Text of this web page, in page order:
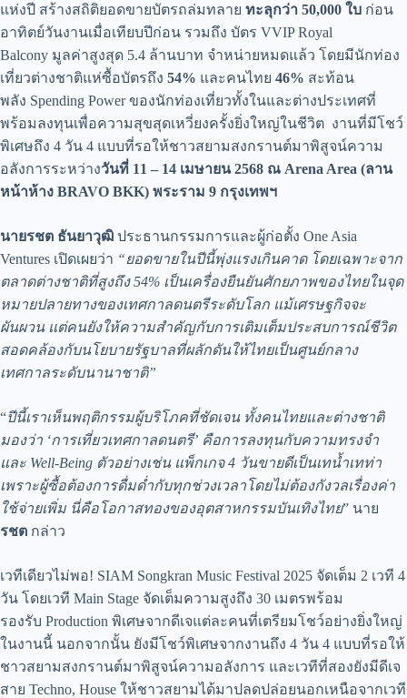
แห่งปี สร้างสถิติยอดขายบัตรถล่มทลาย ทะลุกว่า 50,000 ใบ ก่อน
อาทิตย์วันงานเมื่อเทียบปีก่อน รวมถึง บัตร VVIP Royal
Balcony มูลค่าสูงสุด 5.4 ล้านบาท จำหน่ายหมดแล้ว โดยมีนักท่อง
เที่ยวต่างชาติแห่ซื้อบัตรถึง 54% และคนไทย 46% สะท้อน
พลัง Spending Power ของนักท่องเที่ยวทั้งในและต่างประเทศที่
พร้อมลงทุนเพื่อความสุขสุดเหวี่ยงครั้งยิ่งใหญ่ในชีวิต งานที่มีโชว์
พิเศษถึง 4 วัน 4 แบบที่รอให้ชาวสยามสงกรานต์มาพิสูจน์ความ
อลังการระหว่างวันที่ 11 – 14 เมษายน 2568 ณ Arena Area (ลาน
หน้าห้าง BRAVO BKK) พระราม 9 กรุงเทพฯ
นายรชต ธันยาวุฒิ ประธานกรรมการและผู้ก่อตั้ง One Asia
Ventures เปิดเผยว่า “ยอดขายในปีนี้พุ่งแรงเกินคาด โดยเฉพาะจาก
ตลาดต่างชาติที่สูงถึง 54% เป็นเครื่องยืนยันศักยภาพของไทยในจุด
หมายปลายทางของเทศกาลดนตรีระดับโลก แม้เศรษฐกิจจะ
ผันผวน แต่คนยังให้ความสำคัญกับการเติมเต็มประสบการณ์ชีวิต
สอดคล้องกับนโยบายรัฐบาลที่ผลักดันให้ไทยเป็นศูนย์กลาง
เทศกาลระดับนานาชาติ”
“ปีนี้เราเห็นพฤติกรรมผู้บริโภคที่ชัดเจน ทั้งคนไทยและต่างชาติ
มองว่า ‘การเที่ยวเทศกาลดนตรี’ คือการลงทุนกับความทรงจำ
และ Well-Being ตัวอย่างเช่น แพ็กเกจ 4 วันขายดีเป็นเทน้ำเทท่า
เพราะผู้ซื้อต้องการดื่มด่ำกับทุกช่วงเวลาโดยไม่ต้องกังวลเรื่องค่า
ใช้จ่ายเพิ่ม นี่คือโอกาสทองของอุตสาหกรรมบันเทิงไทย” นาย
รชต กล่าว
เวทีเดียวไม่พอ! SIAM Songkran Music Festival 2025 จัดเต็ม 2 เวที 4
วัน โดยเวที Main Stage จัดเต็มความสูงถึง 30 เมตรพร้อม
รองรับ Production พิเศษจากดีเจแต่ละคนที่เตรียมโชว์อย่างยิ่งใหญ่
ในงานนี้ นอกจากนั้น ยังมีโชว์พิเศษจากงานถึง 4 วัน 4 แบบที่รอให้
ชาวสยามสงกรานต์มาพิสูจน์ความอลังการ และเวทีที่สองยังมีดีเจ
สาย Techno, House ให้ชาวสยามได้มาปลดปล่อยนอกเหนือจากเวที